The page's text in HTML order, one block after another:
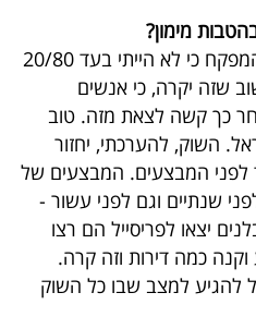
מימון?
"אני שמח מאוד על הוראות המפקח כי לא הייתי בעד 20/80
שזה יקרה, כי אנשים
כך קשה לצאת מזה. טוב
השוק, להערכתי, יחזור
לפני המבצעים. המבצעים של
לפני שנתיים וגם לפני עשור -
יצאו לפריסייל הם רצו
כמה דירות וזה קרה.
להגיע למצב שבו כל השוק